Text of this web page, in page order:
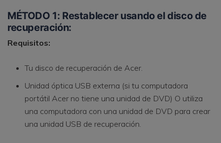
MÉTODO 1: Restablecer usando el disco de
recuperación:
Requisitos:
Tu disco de recuperación de Acer.
Unidad óptica USB externa (si tu computadora
portátil Acer no tiene una unidad de DVD) O utiliza
una computadora con una unidad de DVD para crear
una unidad USB de recuperación.